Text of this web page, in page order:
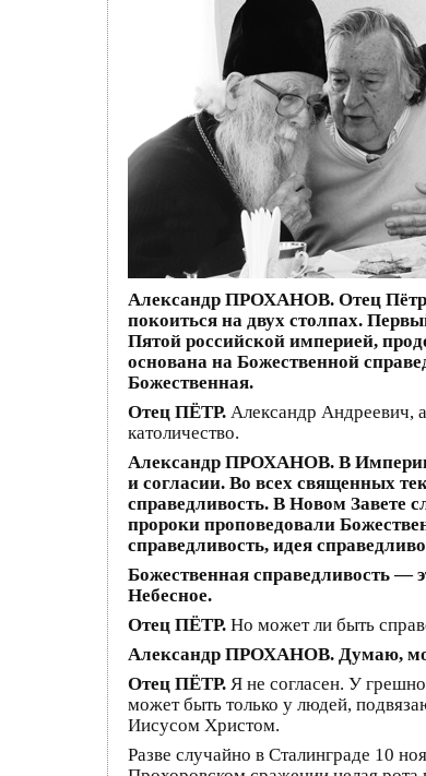
Александр ПРОХАНОВ. Отец Пётр,
покоиться на двух столпах.
Пятой российской империей,
основана на Божественной
Божественная.
Отец ПЁТР. Александр Андреевич,
католичество.
Александр ПРОХАНОВ. В Империи
и согласии. Во всех священных
справедливость. В Новом Завете
пророки проповедовали
справедливость, идея
Божественная справедливость —
Небесное.
Отец ПЁТР. Но может ли быть
Александр ПРОХАНОВ. Думаю,
Отец ПЁТР. Я не согласен. У
может быть только у людей,
Иисусом Христом.
Разве случайно в Сталинграде 10